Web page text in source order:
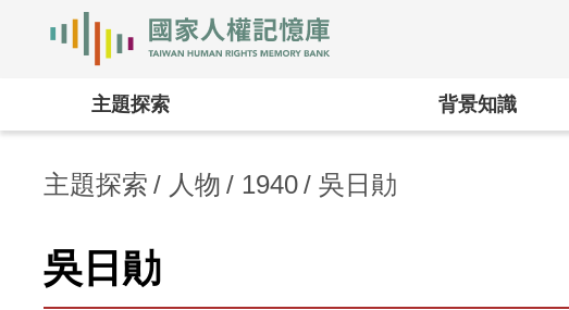
主題探索 背景知識
主題探索 人物 1940 吳日勛
吳日勛